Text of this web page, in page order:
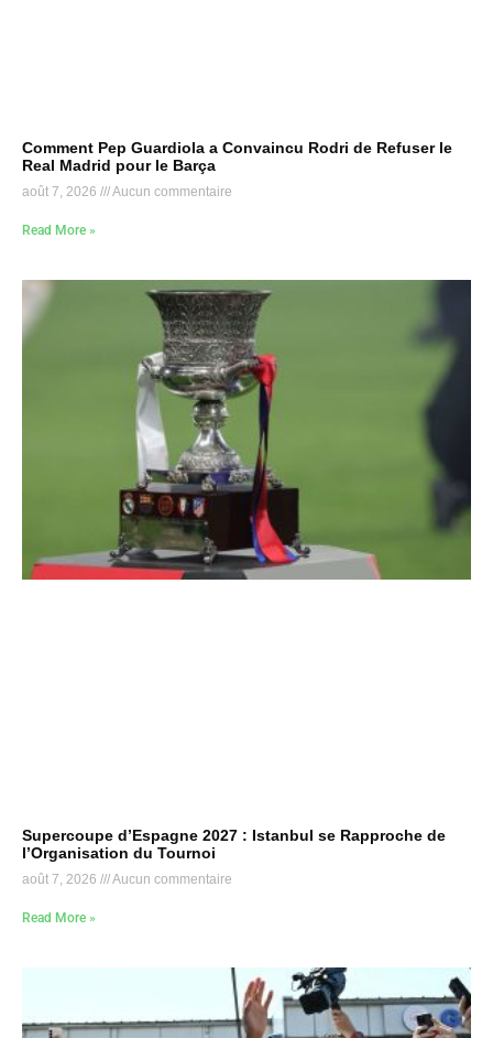
Comment Pep Guardiola a Convaincu Rodri de Refuser le
Real Madrid pour le Barça
août 7, 2026 Aucun commentaire
Read More »
Supercoupe d’Espagne 2027 : Istanbul se Rapproche de
l’Organisation du Tournoi
août 7, 2026 Aucun commentaire
Read More »